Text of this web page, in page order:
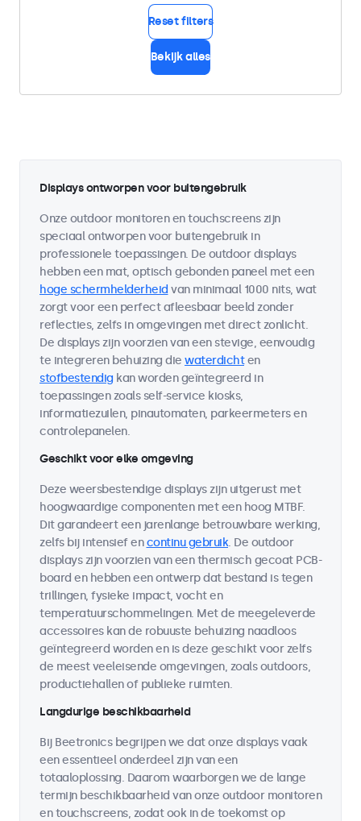
Reset filters
Bekijk alles
Displays ontworpen voor buitengebruik
Onze outdoor monitoren en touchscreens zijn
speciaal ontworpen voor buitengebruik in
professionele toepassingen. De outdoor displays
hebben een mat, optisch gebonden paneel met een
hoge schermhelderheid van minimaal 1000 nits, wat
zorgt voor een perfect afleesbaar beeld zonder
reflecties, zelfs in omgevingen met direct zonlicht.
De displays zijn voorzien van een stevige, eenvoudig
te integreren behuizing die waterdichten
stofbestendig kan worden geïntegreerd in
toepassingen zoals self-service kiosks,
informatiezuilen, pinautomaten, parkeermeters en
controlepanelen.
Geschikt voor elke omgeving
Deze weersbestendige displays zijn uitgerust met
hoogwaardige componenten met een hoog MTBF.
Dit garandeert een jarenlange betrouwbare werking,
zelfs bij intensief encontinu gebruik. De outdoor
displays zijn voorzien van een thermisch gecoat PCB-
board en hebben een ontwerp dat bestand is tegen
trillingen, fysieke impact, vocht en
temperatuurschommelingen. Met de meegeleverde
accessoires kan de robuuste behuizing naadloos
geïntegreerd worden en is deze geschikt voor zelfs
de meest veeleisende omgevingen, zoals outdoors,
productiehallen of publieke ruimten.
Langdurige beschikbaarheid
Bij Beetronics begrijpen we dat onze displays vaak
een essentieel onderdeel zijn van een
totaaloplossing. Daarom waarborgen we de lange
termijn beschikbaarheid van onze outdoor monitoren
en touchscreens, zodat ook in de toekomst op